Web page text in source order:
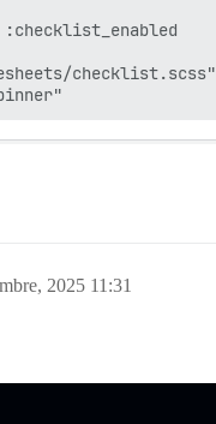
checklist.scss"
2025 11:31